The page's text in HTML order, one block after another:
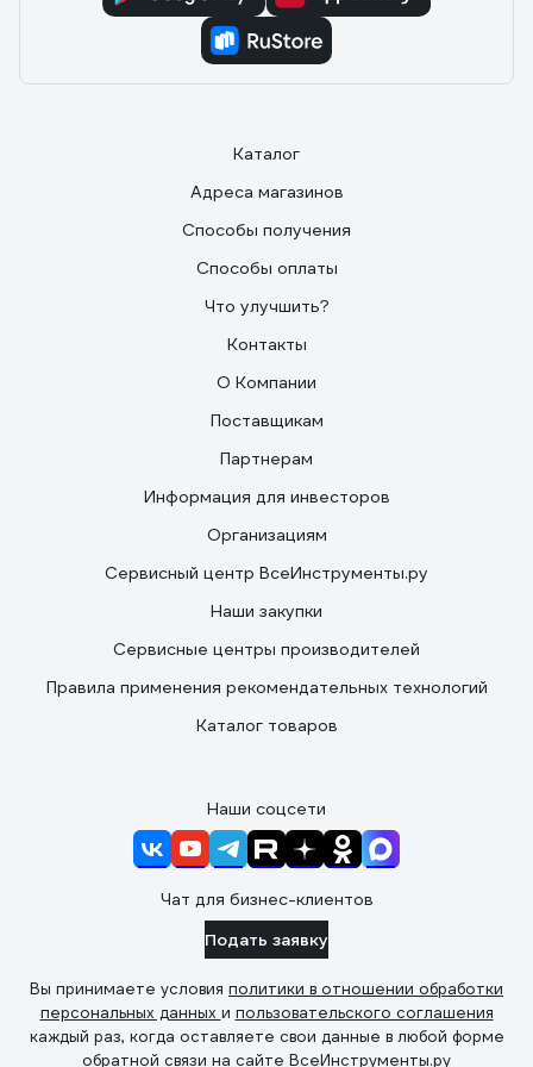
х 80 мм, резьба М8 + Torx20, длина резьбы 28,5 мм. В
середине шестигранник 6 мм. Резьба шурупа (в
Каталог
Адреса магазинов
Способы получения
Способы оплаты
Что улучшить?
Контакты
О Компании
Поставщикам
Партнерам
Информация для инвесторов
Организациям
Сервисный центр ВсеИнструменты.ру
Наши закупки
Сервисные центры производителей
Правила применения рекомендательных технологий
Каталог товаров
Наши соцсети
Чат для бизнес-клиентов
Подать заявку
Вы принимаете условия политики в отношении обработки
персональных данных и пользовательского соглашения
каждый раз, когда оставляете свои данные в любой форме
обратной связи на сайте ВсеИнструменты.ру